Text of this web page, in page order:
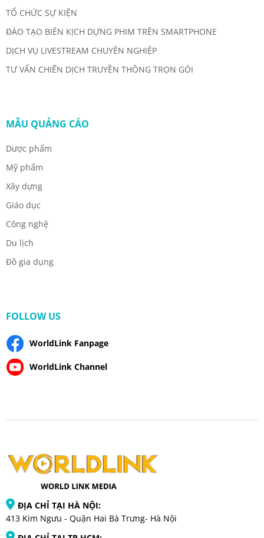
TỔ CHỨC SỰ KIỆN
ĐÀO TẠO BIÊN KỊCH DỰNG PHIM TRÊN SMARTPHONE
DỊCH VỤ LIVESTREAM CHUYÊN NGHIỆP
TƯ VẤN CHIẾN DỊCH TRUYỀN THÔNG TRỌN GÓI
MẪU QUẢNG CÁO
Dược phẩm
Mỹ phẩm
Xây dựng
Giáo dục
Công nghệ
Du lịch
Đồ gia dụng
FOLLOW US
WorldLink Fanpage
WorldLink Channel
ĐỊA CHỈ TẠI HÀ NỘI:
413 Kim Ngưu - Quận Hai Bà Trưng- Hà Nội